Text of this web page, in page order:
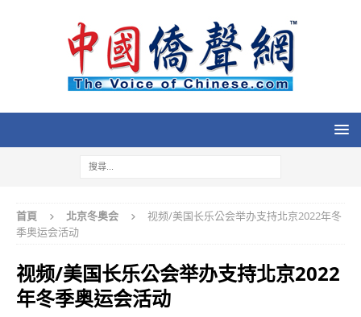
首頁 北京冬奥会
视频/美国长乐公会举办支持北京2022年冬
季奥运会活动
视频/美国长乐公会举办支持北京2022
年冬季奥运会活动